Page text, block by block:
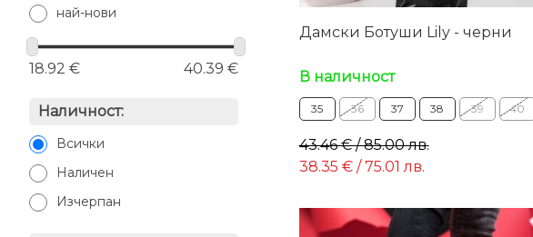
най-нови
18.92 € 40.39 €
Наличност:
Всички
Наличен
Изчерпан
Дамски Ботуши Lily - черни
В наличност
35 36 37 38 39 40
43.46 € / 85.00 лв.
38.35 € / 75.01 лв.